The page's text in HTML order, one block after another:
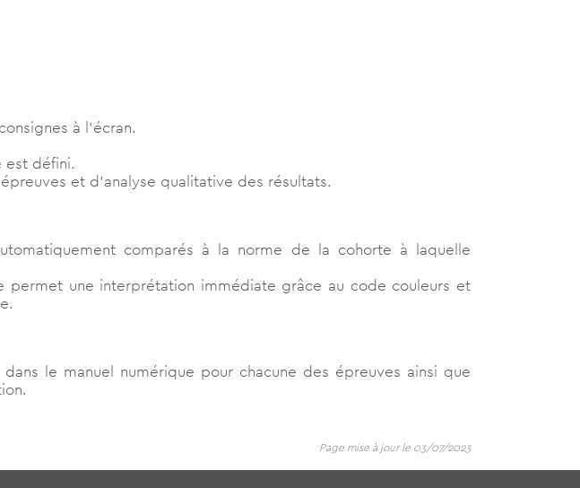
à l’écran.
est défini.
et d’analyse qualitative des résultats.
comparés à la norme de la cohorte à laquelle
une interprétation immédiate grâce au code couleurs et
le manuel numérique pour chacune des épreuves ainsi que
Page mise à jour le 03/07/2023